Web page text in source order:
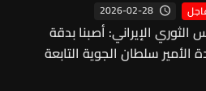
2026-02-28
الثوري الإيراني: أصبنا بدقة
الأمير سلطان الجوية التابعة